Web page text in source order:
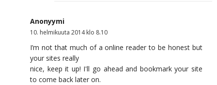
Anonyymi
10. helmikuuta 2014 klo 8.10
I’m not that much of a online reader to be honest but
your sites really
nice, keep it up! I'll go ahead and bookmark your site
to come back later on.